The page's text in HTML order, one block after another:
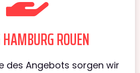
ROUEN
des Angebots sorgen wir